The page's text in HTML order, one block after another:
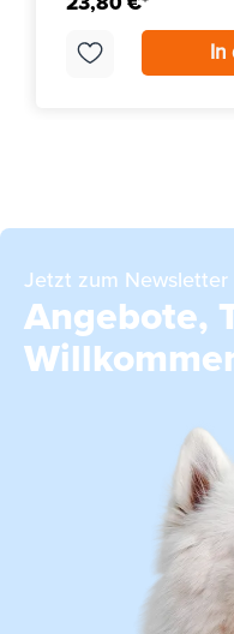
In
Jetzt zum Newsletter
Angebote,